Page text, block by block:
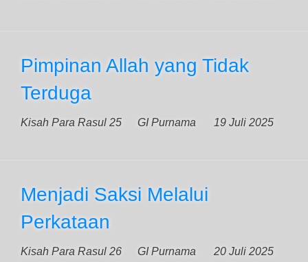
Pimpinan Allah yang Tidak
Terduga
Kisah Para Rasul 25 19 Juli 2025
GI Purnama
Menjadi Saksi Melalui
Perkataan
Kisah Para Rasul 26 20 Juli 2025
GI Purnama